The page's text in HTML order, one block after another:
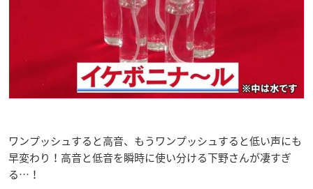
ワンプッシュすると高音、もうワンプッシュすると低い声にも
早変わり！高音と低音を瞬時に使い分ける下野さんが凄すぎ
る…！